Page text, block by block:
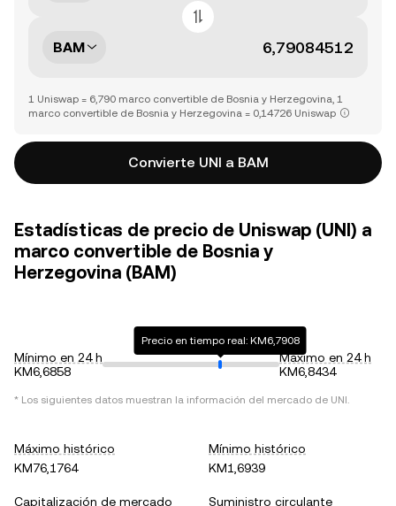
BAM
1 Uniswap = 6,790 marco convertible de Bosnia y Herzegovina, 1
marco convertible de Bosnia y Herzegovina = 0,14726 Uniswap
Convierte UNI a BAM
Estadísticas de precio de Uniswap (UNI) a
marco convertible de Bosnia y
Herzegovina (BAM)
Mínimo en 24 h
KM6,6858
Precio en tiempo real: KM6,7908
Máximo en 24 h
KM6,8434
* Los siguientes datos muestran la información del mercado de UNI.
Máximo histórico
KM76,1764
Mínimo histórico
KM1,6939
Capitalización de mercado
Suministro circulante